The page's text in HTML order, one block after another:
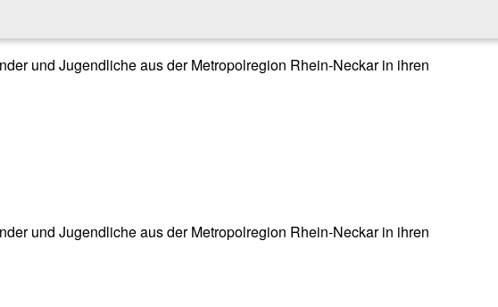
und Jugendliche aus der Metropolregion Rhein-Neckar in ihren
und Jugendliche aus der Metropolregion Rhein-Neckar in ihren